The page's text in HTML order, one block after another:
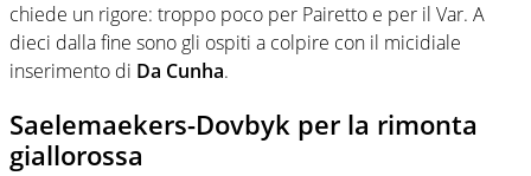
chiede un rigore: troppo poco per Pairetto e per il Var. A
dieci dalla fine sono gli ospiti a colpire con il micidiale
inserimento di Da Cunha.
Saelemaekers-Dovbyk per la rimonta
giallorossa